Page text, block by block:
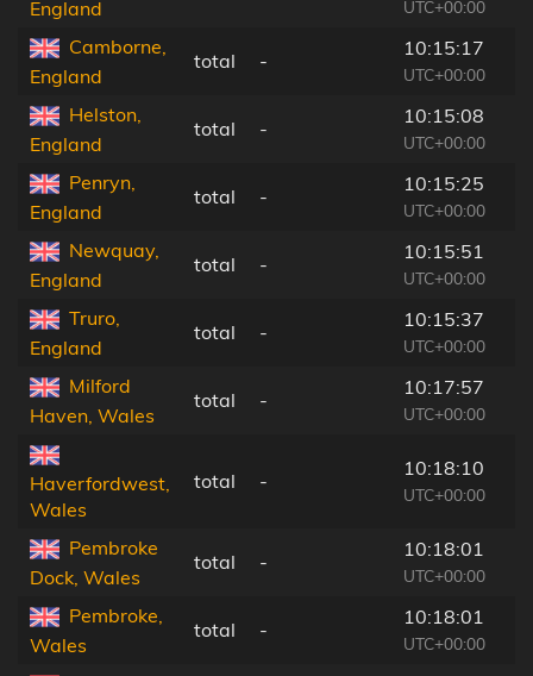
England UTC+00:00
Camborne,
England
total -
10:15:17
UTC+00:00
Helston,
England
total -
10:15:08
UTC+00:00
Penryn,
England
total -
10:15:25
UTC+00:00
Newquay,
England
total -
10:15:51
UTC+00:00
Truro,
England
total -
10:15:37
UTC+00:00
Milford
Haven, Wales
total -
10:17:57
UTC+00:00
Haverfordwest,
Wales
total -
10:18:10
UTC+00:00
Pembroke
Dock, Wales
total -
10:18:01
UTC+00:00
Pembroke,
Wales
total -
10:18:01
UTC+00:00